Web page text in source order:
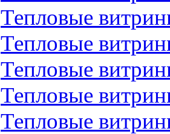
Тепловые
Тепловые
Тепловые
Тепловые
Тепловые